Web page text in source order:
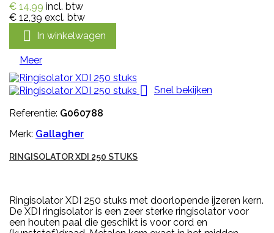
€ 14,99 incl. btw
€ 12,39 excl. btw
 In winkelwagen
Meer

Snel bekijken
Referentie: G060788
Merk: Gallagher
RINGISOLATOR XDI 250 STUKS
Ringisolator XDI 250 stuks met doorlopende ijzeren kern.
De XDI ringisolator is een zeer sterke ringisolator voor
een houten paal die geschikt is voor cord en